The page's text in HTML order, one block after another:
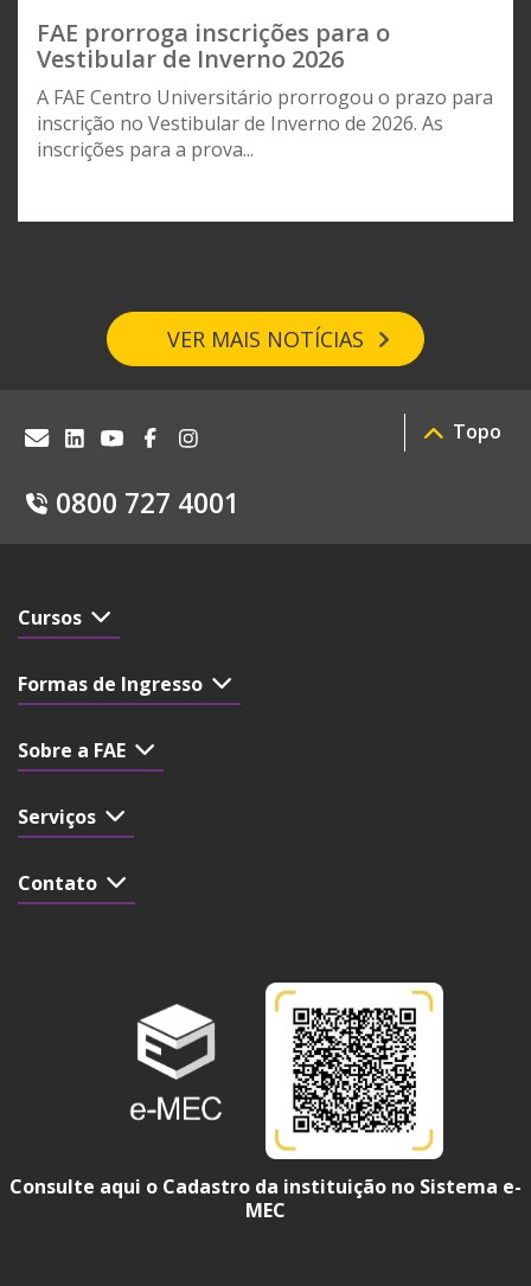
FAE prorroga inscrições para o
Vestibular de Inverno 2026
A FAE Centro Universitário prorrogou o prazo para
inscrição no Vestibular de Inverno de 2026. As
inscrições para a prova...
VER MAIS NOTÍCIAS
0800 727 4001
Topo
Cursos
Formas de Ingresso
Sobre a FAE
Serviços
Contato
Consulte aqui o Cadastro da instituição no Sistema e-
MEC